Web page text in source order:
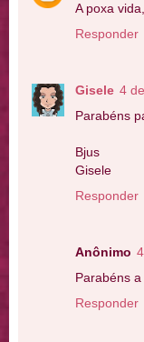
A poxa
Responder
Gisele 4
Parabéns
Bjus
Gisele
Responder
Anônimo
Parabéns a
Responder